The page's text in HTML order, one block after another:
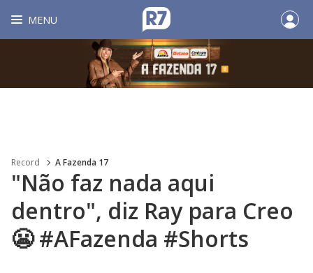
MENU
Record A Fazenda 17
"Não faz nada aqui
dentro", diz Ray para Creo
😬 #AFazenda #Shorts